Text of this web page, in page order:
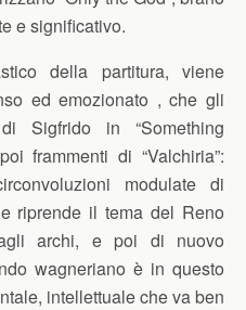
e significativo.
della partitura, viene
ed emozionato , che gli
Sigfrido in “Something
frammenti di “Valchiria”:
modulate di
riprende il tema del Reno
archi, e poi di nuovo
wagneriano è in questo
intellettuale che va ben